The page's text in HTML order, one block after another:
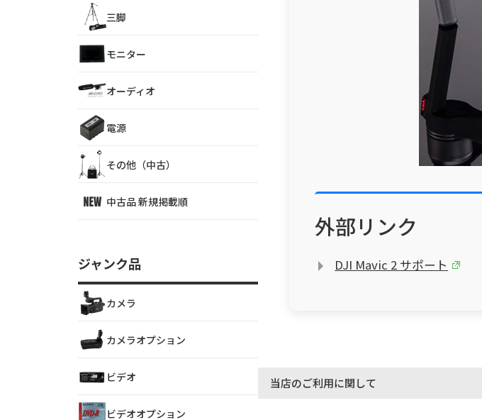
外部リンク
DJI Mavic 2 サポート
当店のご利用に関して
三脚
モニター
オーディオ
電源
その他（中古）
中古品 新規掲載順
ジャンク品
カメラ
カメラオプション
ビデオ
ビデオオプション